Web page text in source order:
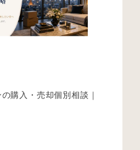
購入・売却個別相談｜